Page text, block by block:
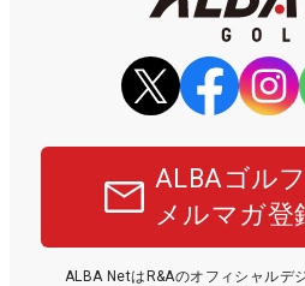
ALBAゴル
メルマガ登
ALBA NetはR&Aのオフィシャルデ